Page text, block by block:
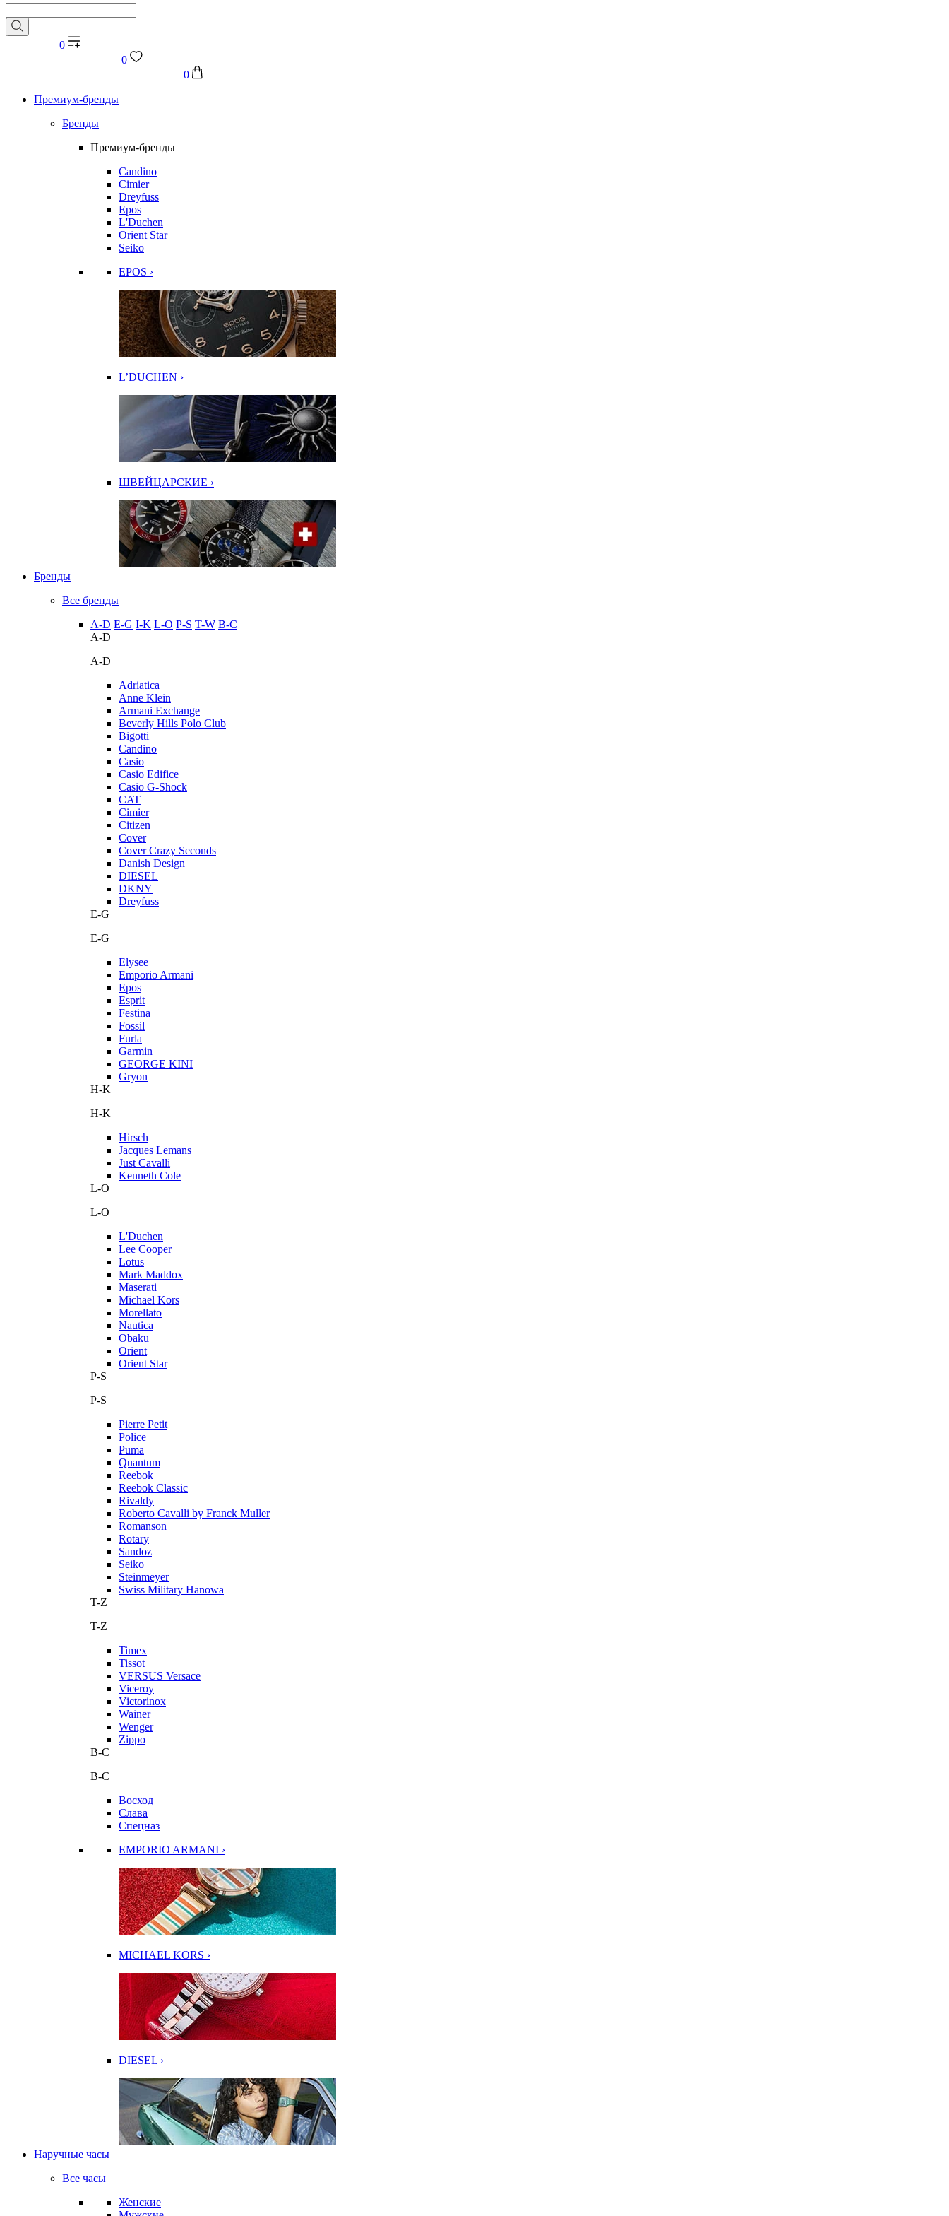
0
0
0
Премиум-бренды
Бренды
Премиум-бренды
Candino
Cimier
Dreyfuss
Epos
L'Duchen
Orient Star
Seiko
EPOS ›
L’DUCHEN ›
ШВЕЙЦАРСКИЕ ›
Бренды
Все бренды
A-D E-G I-K L-O P-S T-W В-С
A-D
A-D
Adriatica
Anne Klein
Armani Exchange
Beverly Hills Polo Club
Bigotti
Candino
Casio
Casio Edifice
Casio G-Shock
CAT
Cimier
Citizen
Cover
Cover Crazy Seconds
Danish Design
DIESEL
DKNY
Dreyfuss
E-G
E-G
Elysee
Emporio Armani
Epos
Esprit
Festina
Fossil
Furla
Garmin
GEORGE KINI
Gryon
H-K
H-K
Hirsch
Jacques Lemans
Just Cavalli
Kenneth Cole
L-O
L-O
L'Duchen
Lee Cooper
Lotus
Mark Maddox
Maserati
Michael Kors
Morellato
Nautica
Obaku
Orient
Orient Star
P-S
P-S
Pierre Petit
Police
Puma
Quantum
Reebok
Reebok Classic
Rivaldy
Roberto Cavalli by Franck Muller
Romanson
Rotary
Sandoz
Seiko
Steinmeyer
Swiss Military Hanowa
T-Z
T-Z
Timex
Tissot
VERSUS Versace
Viceroy
Victorinox
Wainer
Wenger
Zippo
В-С
В-С
Восход
Слава
Спецназ
EMPORIO ARMANI ›
MICHAEL KORS ›
DIESEL ›
Наручные часы
Все часы
Женские